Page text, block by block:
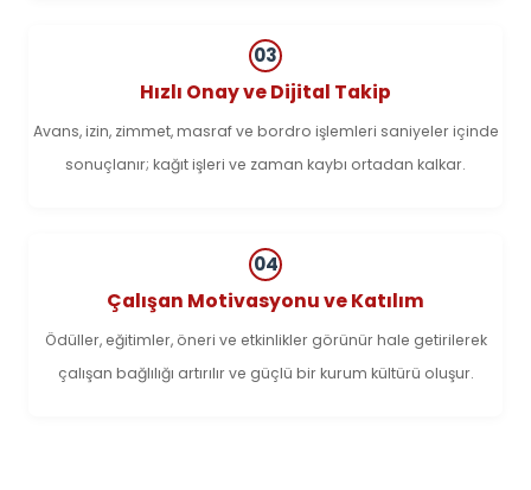
03
Hızlı Onay ve Dijital Takip
Avans, izin, zimmet, masraf ve bordro işlemleri saniyeler içinde
sonuçlanır; kağıt işleri ve zaman kaybı ortadan kalkar.
04
Çalışan Motivasyonu ve Katılım
Ödüller, eğitimler, öneri ve etkinlikler görünür hale getirilerek
çalışan bağlılığı artırılır ve güçlü bir kurum kültürü oluşur.